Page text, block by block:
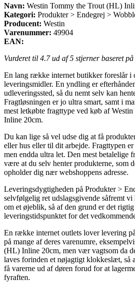
Navn: Westin Tommy the Trout (HL)
Kategori: Produkter > Endegrej >
Producent: Westin
Varenummer: 49904
EAN:
Vurderet til 4.7ud af 5 stjerner baseret på
En lang række internet butikker foreslår i
leveringsmidler. En yndling er
udleveringssted, så du nemt selv kan
Fragtløsningen er jo ultra smart, samt i
mest letkøbte fragttype ved køb af
Inline 20cm.
Du kan lige så vel udse dig at få
eller hus eller til dit arbejde. Fragttypen
men endda ultra let. Den mest betalelige
være at du selv henter produkterne, som
opholder dig nær webshoppens adresse.
Leveringsdygtigheden på Produkter >
selvfølgelig ret udslagsgivende såfremt
om et øjeblik, så af den grund er det rigtig
leveringstidspunktet for det
En række internet outlets lover levering
på mange af deres varenumre,
(HL) Inline 20cm, men vær vagtsom da
laves forinden et nøjagtigt klokkeslæt, så
få varerne ud af døren forud for at
fyraften.